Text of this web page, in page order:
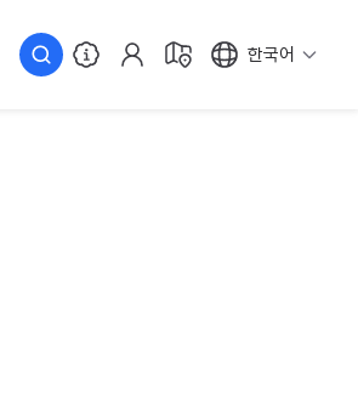
한국어